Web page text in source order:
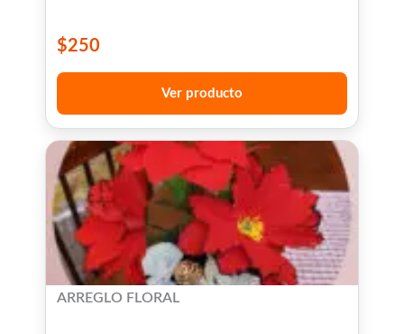
$250
Ver producto
ARREGLO FLORAL